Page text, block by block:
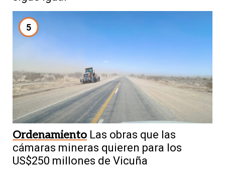
5
Ordenamiento Las obras que las
cámaras mineras quieren para los
US$250 millones de Vicuña